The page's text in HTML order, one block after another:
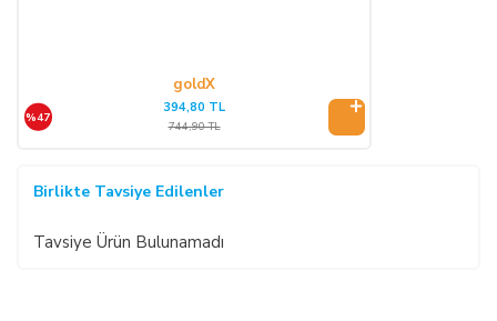
goldX
%47
394,80 TL
744,90 TL
Birlikte Tavsiye Edilenler
Tavsiye Ürün Bulunamadı